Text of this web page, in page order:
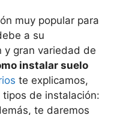
muy popular para
a su
y gran variedad de
instalar suelo
te explicamos,
de instalación:
te daremos